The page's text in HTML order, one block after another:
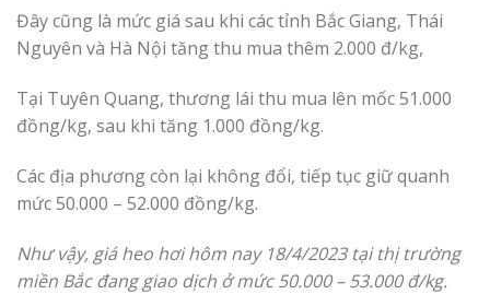
Đây cũng là mức giá sau khi các tỉnh Bắc Giang, Thái
Nguyên và Hà Nội tăng thu mua thêm 2.000 đ/kg,
Tại Tuyên Quang, thương lái thu mua lên mốc 51.000
đồng/kg, sau khi tăng 1.000 đồng/kg.
Các địa phương còn lại không đổi, tiếp tục giữ quanh
mức 50.000 – 52.000 đồng/kg.
Như vậy, giá heo hơi hôm nay 18/4/2023 tại thị trường
miền Bắc đang giao dịch ở mức 50.000 – 53.000 đ/kg.